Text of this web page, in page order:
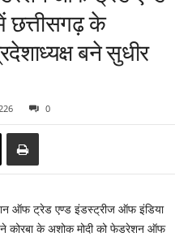
छत्तीसगढ़ के
बने सुधीर
0
ऑफ ट्रेड एण्ड इंडस्ट्रीज ऑफ इंडिया
कोरबा के अशोक मोदी को फेडरेशन ऑफ